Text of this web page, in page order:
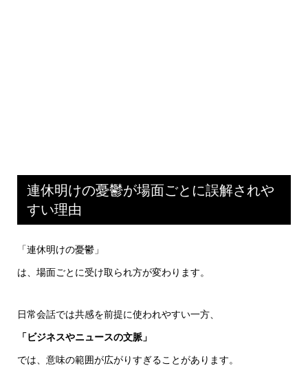
連休明けの憂鬱が場面ごとに誤解されや
すい理由
「連休明けの憂鬱」
は、場面ごとに受け取られ方が変わります。
日常会話では共感を前提に使われやすい一方、
「ビジネスやニュースの文脈」
では、意味の範囲が広がりすぎることがあります。